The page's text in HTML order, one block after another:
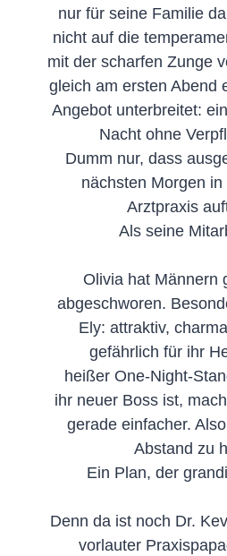
nur für seine Familie
nicht auf die
mit der scharfen Zunge
gleich am ersten Abend
Angebot unterbreitet:
Nacht ohne
Dumm nur, dass
nächsten Morgen
Arztpraxis
Als seine
Olivia hat Männern
abgeschworen.
Ely: attraktiv,
gefährlich für ihr
heißer One-Night-
ihr neuer Boss ist,
gerade einfacher.
Abstand zu
Ein Plan, der
Denn da ist noch Dr.
vorlauter